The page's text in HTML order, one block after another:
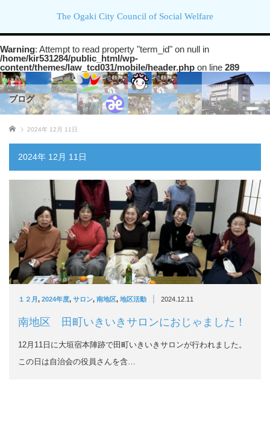
The Ogaki City Council of Social Welfare
Warning: Attempt to read property "term_id" on null in
/home/kir531284/public_html/wp-
content/themes/law_tcd031/mobile/header.php on line 289
ブログ
ホーム 2024年 12月 11日
2024年 12月 11日
１２月, 2024年度, サロン, 南地区, 地区活動 | 2024.12.11
南地区 田町いきいきサロンにおじゃました！
12月11日に大垣宿本陣跡で田町いきいきサロンが行われました。
この日は自治会の役員さんを含…